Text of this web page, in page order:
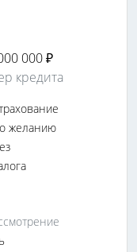
000 ₽
кредита
желанию